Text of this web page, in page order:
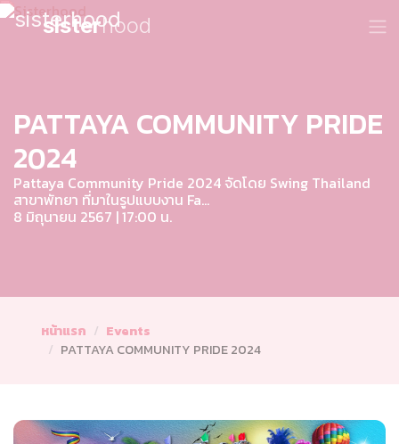
sisterhood
PATTAYA COMMUNITY PRIDE
2024
Pattaya Community Pride 2024 จัดโดย Swing Thailand
สาขาพัทยา ที่มาในรูปแบบงาน Fa...
8 มิถุนายน 2567 | 17:00 น.
หน้าแรก
Events
PATTAYA COMMUNITY PRIDE 2024